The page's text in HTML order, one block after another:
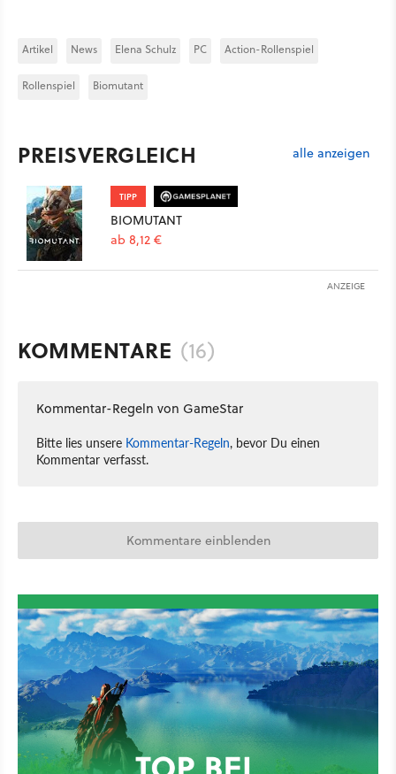
Artikel News Elena Schulz PC Action-Rollenspiel
Rollenspiel Biomutant
PREISVERGLEICH alle anzeigen
TIPP
BIOMUTANT
ab 8,12 €
ANZEIGE
KOMMENTARE (16)
Kommentar-Regeln von GameStar
Bitte lies unsere Kommentar-Regeln, bevor Du einen
Kommentar verfasst.
Kommentare einblenden